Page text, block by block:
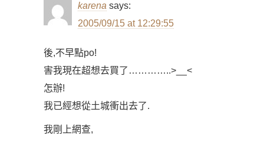
karena says:
2005/09/15 at 12:29:55
後,不早點po!
害我現在超想去買了…………..>__<
怎辦!
我已經想從土城衝出去了.
我剛上網查,